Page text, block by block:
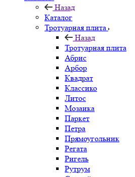
Назад
Каталог
Тротуарная плита
Назад
Тротуарная плита
Абрис
Арбор
Квадрат
Классико
Литос
Мозаика
Паркет
Петра
Прямоугольник
Регата
Ригель
Рутрум